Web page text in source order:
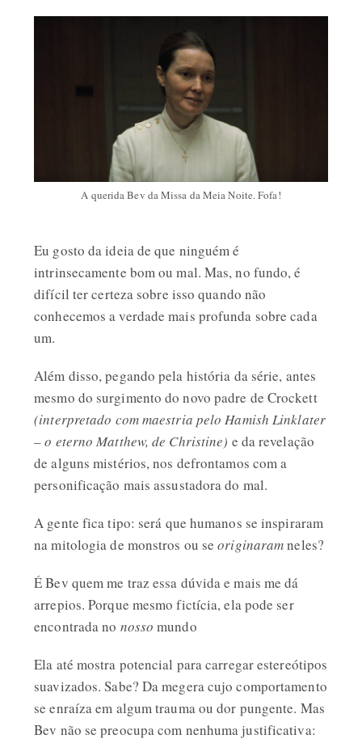
A querida Bev da Missa da Meia Noite. Fofa!
Eu gosto da ideia de que ninguém é
intrinsecamente bom ou mal. Mas, no fundo, é
difícil ter certeza sobre isso quando não
conhecemos a verdade mais profunda sobre cada
um.
Além disso, pegando pela história da série, antes
mesmo do surgimento do novo padre de Crockett
(interpretado com maestria pelo Hamish Linklater
– o eterno Matthew, de Christine) e da revelação
de alguns mistérios, nos defrontamos com a
personificação mais assustadora do mal.
A gente fica tipo: será que humanos se inspiraram
na mitologia de monstros ou seoriginaramneles?
É Bev quem me traz essa dúvida e mais me dá
arrepios. Porque mesmo fictícia, ela pode ser
encontrada no nosso mundo
Ela até mostra potencial para carregar estereótipos
suavizados. Sabe? Da megera cujo comportamento
se enraíza em algum trauma ou dor pungente. Mas
Bev não se preocupa com nenhuma justificativa: